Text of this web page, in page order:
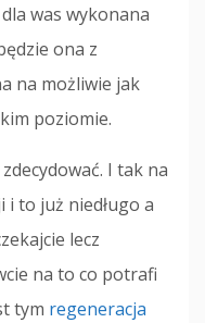
was wykonana
ona z
na możliwie jak
poziomie.
I tak na
i to już niedługo a
lecz
na to co potrafi
tym regeneracja